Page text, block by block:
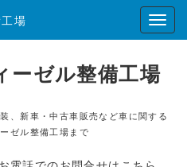
場
ーゼル整備工場
、新車・中古車販売など車に関する
ゼル整備工場まで